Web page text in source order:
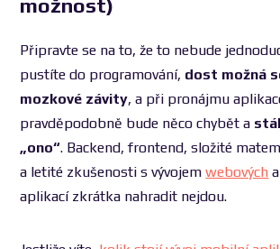
Připravte se na to, že to nebude
pustíte do programování, dost možná
mozkové závity, a při pronájmu
pravděpodobně bude něco chybět a
„ono“. Backend, frontend, složité
a letité zkušenosti s vývojemwebových a
aplikací zkrátka nahradit nejdou.